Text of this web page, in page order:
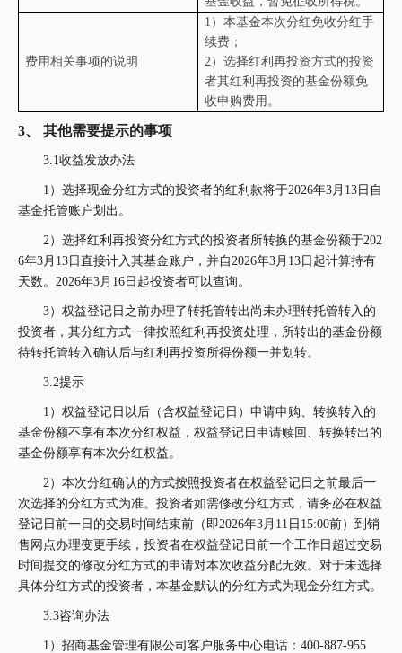
费用相关事项的说明
1 ）本基金本次分红免收分红手
续费；
2）选择红利再投资方式的投资
者其红利再投资的基金份额免
收申购费用。
3、 其他需要提示的事项
3.1收益发放办法
1）选择现金分红方式的投资者的红利款将于2026年3月13日自
基金托管账户划出。
2）选择红利再投资分红方式的投资者所转换的基金份额于202
6年3月13日直接计入其基金账户，并自2026年3月13日起计算持有
天数。2026年3月16日起投资者可以查询。
3）权益登记日之前办理了转托管转出尚未办理转托管转入的
投资者，其分红方式一律按照红利再投资处理，所转出的基金份额
待转托管转入确认后与红利再投资所得份额一并划转。
3.2提示
1）权益登记日以后（含权益登记日）申请申购、转换转入的
基金份额不享有本次分红权益，权益登记日申请赎回、转换转出的
基金份额享有本次分红权益。
2）本次分红确认的方式按照投资者在权益登记日之前最后一
次选择的分红方式为准。投资者如需修改分红方式，请务必在权益
登记日前一日的交易时间结束前（即2026年3月11日15:00前）到销
售网点办理变更手续，投资者在权益登记日前一个工作日超过交易
时间提交的修改分红方式的申请对本次收益分配无效。对于未选择
具体分红方式的投资者，本基金默认的分红方式为现金分红方式。
3.3咨询办法
1）招商基金管理有限公司客户服务中心电话：400-887-955